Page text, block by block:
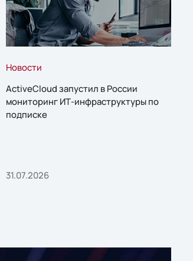
Новости
ActiveCloud запустил в России
мониторинг ИТ-инфраструктуры по
подписке
31.07.2026